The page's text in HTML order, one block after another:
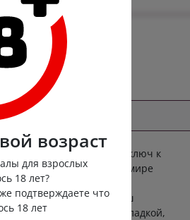
возраст
для взрослых
18 лет?
подтверждаете что
18 лет
HydroBlast — сияющий ключ к
доверию и блаженству В мире
нет места
анальный душ
из безупречно гладкой,